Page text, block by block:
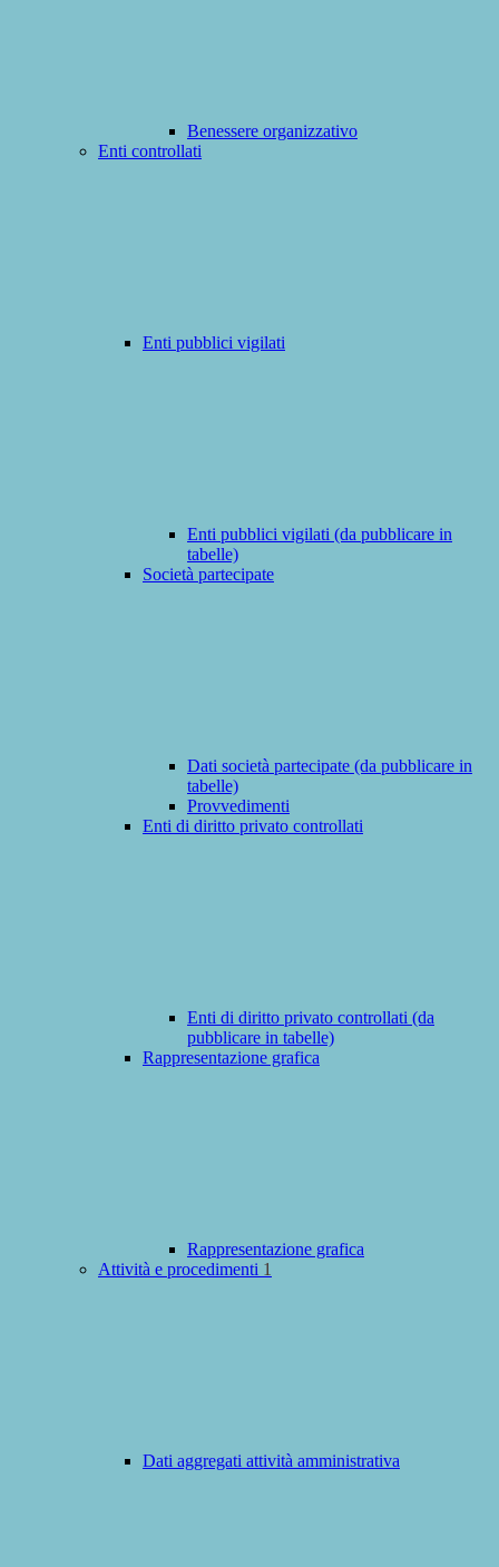
Benessere organizzativo
Enti controllati
Enti pubblici vigilati
Enti pubblici vigilati (da pubblicare in
tabelle)
Società partecipate
Dati società partecipate (da pubblicare in
tabelle)
Provvedimenti
Enti di diritto privato controllati
Enti di diritto privato controllati (da
pubblicare in tabelle)
Rappresentazione grafica
Rappresentazione grafica
Attività e procedimenti 1
Dati aggregati attività amministrativa